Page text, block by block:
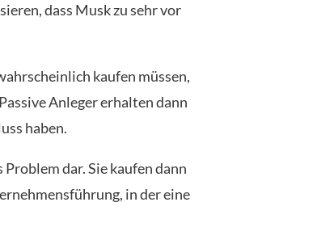
dass Musk zu sehr vor
kaufen müssen,
Anleger erhalten dann
haben.
dar. Sie kaufen dann
in der eine